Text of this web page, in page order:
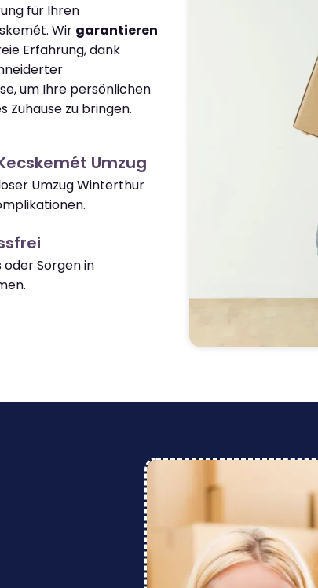
für Ihren
Wir garantieren
Erfahrung, dank
um Ihre persönlichen
Zuhause zu bringen.
Umzug
Umzug Winterthur
Sorgen in